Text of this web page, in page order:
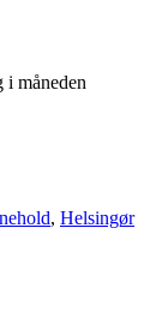
i måneden
, Helsingør